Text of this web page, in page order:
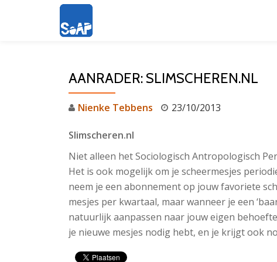
AANRADER: SLIMSCHEREN.NL
Nienke Tebbens 23/10/2013
Slimscheren.nl
Niet alleen het Sociologisch Antropologisch
Het is ook mogelijk om je scheermesjes
neem je een abonnement op jouw favoriete
mesjes per kwartaal, maar wanneer je een
natuurlijk aanpassen naar jouw eigen
je nieuwe mesjes nodig hebt, en je krijgt ook